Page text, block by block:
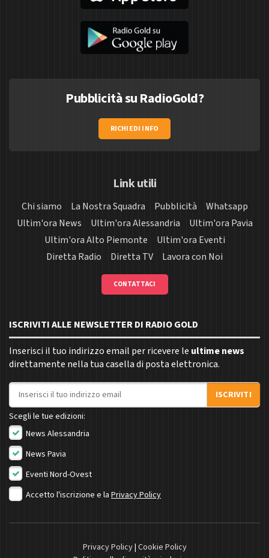
Pubblicità su RadioGold?
RICHIEDI INFO
Link utili
Chi siamo La Nostra Squadra Pubblicità
Whatsapp
Ultim'ora News
Ultim'ora Alessandria
Ultim'ora Pavia
Ultim'ora Alto Piemonte
Ultim'ora Eventi
Diretta Radio
Diretta TV Lavora con Noi
CONTATTACI
ISCRIVITI ALLE NEWSLETTER DI RADIO GOLD
Inserisci il tuo indirizzo email per ricevere le ultime news
direttamente nella tua casella di posta elettronica.
Indirizzo email
ISCRIVITI
Scegli le tue edizioni:
News Alessandria
News Pavia
Eventi Nord-Ovest
Accetto l'iscrizione e la Privacy Policy
Privacy Policy| Cookie Policy